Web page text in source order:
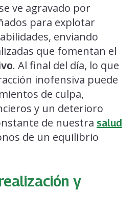
ve agravado por
para explotar
enviando
que fomentan el
. Al final del día, lo que
inofensiva puede
de culpa,
y un deterioro
de nuestra salud
de un equilibrio
y